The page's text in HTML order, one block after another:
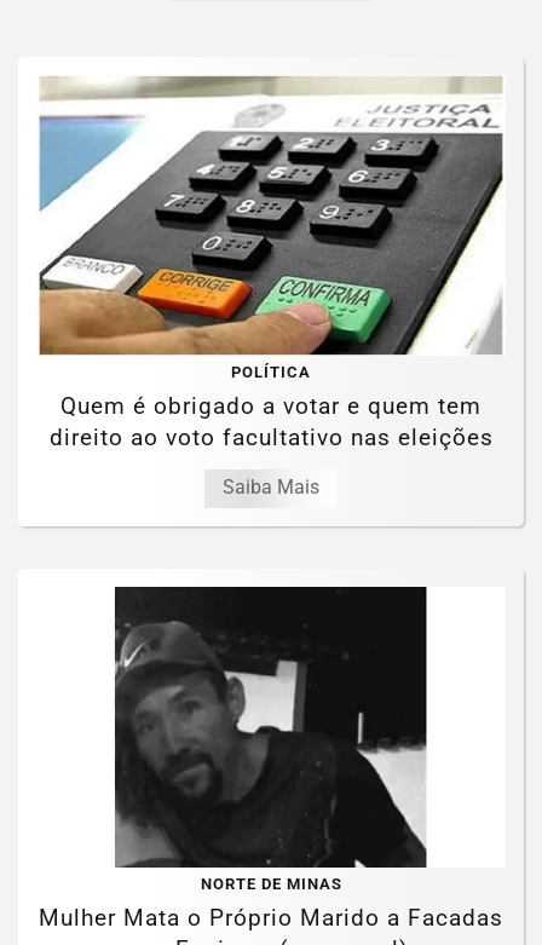
POLÍTICA
Quem é obrigado a votar e quem tem
direito ao voto facultativo nas eleições
Saiba Mais
NORTE DE MINAS
Mulher Mata o Próprio Marido a Facadas